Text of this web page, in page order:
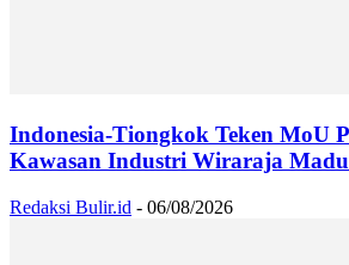
Indonesia-Tiongkok Teken MoU
Kawasan Industri Wiraraja
Redaksi Bulir.id - 06/08/2026